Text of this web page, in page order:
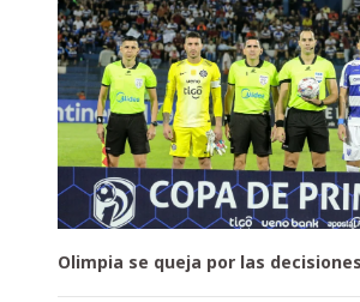
Olimpia se queja por las